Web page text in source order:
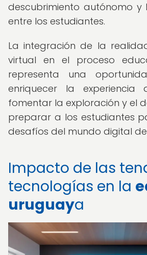
descubrimiento autónomo
entre los estudiantes.
La integración de la
virtual en el proceso
representa una
enriquecer la experiencia
fomentar la exploración y el
preparar a los estudiantes
desafíos del mundo digital del
Impacto de las
tecnologías en la
uruguaya